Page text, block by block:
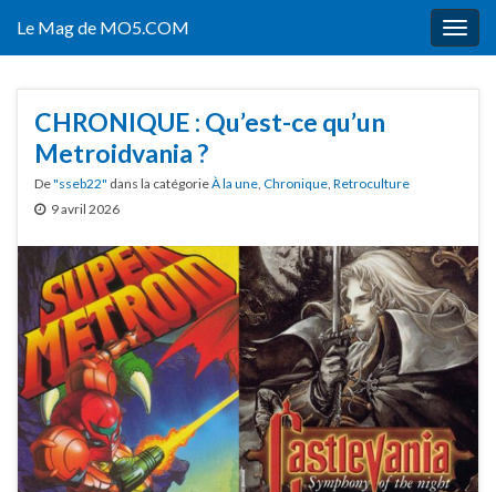
Le Mag de MO5.COM
CHRONIQUE : Qu’est-ce qu’un
Metroidvania ?
De"sseb22" dans la catégorieÀ la une, Chronique, Retroculture
9 avril 2026